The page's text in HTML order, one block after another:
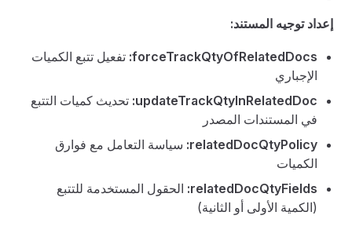
إعداد توجيه المستند:
forceTrackQtyOfRelatedDocs: تفعيل تتبع الكميات
الإجباري
updateTrackQtyInRelatedDoc: تحديث كميات التتبع
في المستندات المصدر
relatedDocQtyPolicy: سياسة التعامل مع فوارق
الكميات
relatedDocQtyFields: الحقول المستخدمة للتتبع
(الكمية الأولى أو الثانية)